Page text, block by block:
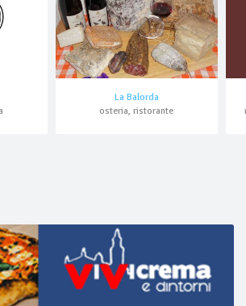
La Balorda
osteria, ristorante